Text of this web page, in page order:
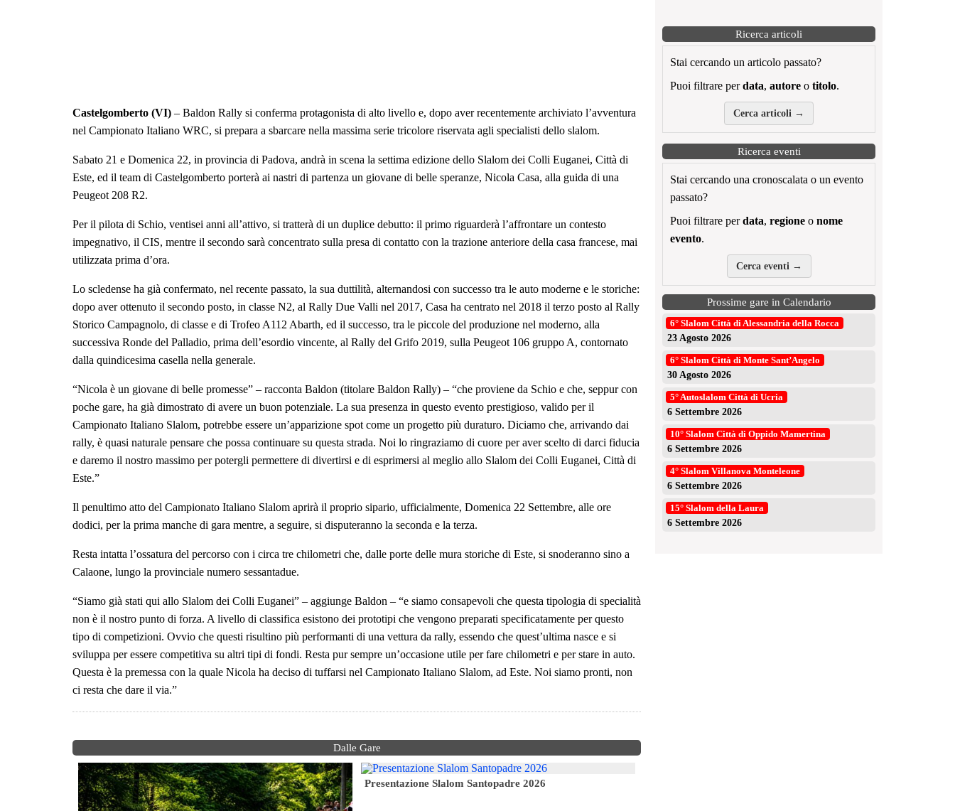
Castelgomberto (VI) – Baldon Rally si conferma protagonista di alto livello e, dopo aver recentemente archiviato l’avventura
nel Campionato Italiano WRC, si prepara a sbarcare nella massima serie tricolore riservata agli specialisti dello slalom.
Sabato 21 e Domenica 22, in provincia di Padova, andrà in scena la settima edizione dello Slalom dei Colli Euganei, Città di
Este, ed il team di Castelgomberto porterà ai nastri di partenza un giovane di belle speranze, Nicola Casa, alla guida di una
Peugeot 208 R2.
Per il pilota di Schio, ventisei anni all’attivo, si tratterà di un duplice debutto: il primo riguarderà l’affrontare un contesto
impegnativo, il CIS, mentre il secondo sarà concentrato sulla presa di contatto con la trazione anteriore della casa francese, mai
utilizzata prima d’ora.
Lo scledense ha già confermato, nel recente passato, la sua duttilità, alternandosi con successo tra le auto moderne e le storiche:
dopo aver ottenuto il secondo posto, in classe N2, al Rally Due Valli nel 2017, Casa ha centrato nel 2018 il terzo posto al Rally
Storico Campagnolo, di classe e di Trofeo A112 Abarth, ed il successo, tra le piccole del produzione nel moderno, alla
successiva Ronde del Palladio, prima dell’esordio vincente, al Rally del Grifo 2019, sulla Peugeot 106 gruppo A, contornato
dalla quindicesima casella nella generale.
“Nicola è un giovane di belle promesse” – racconta Baldon (titolare Baldon Rally) – “che proviene da Schio e che, seppur con
poche gare, ha già dimostrato di avere un buon potenziale. La sua presenza in questo evento prestigioso, valido per il
Campionato Italiano Slalom, potrebbe essere un’apparizione spot come un progetto più duraturo. Diciamo che, arrivando dai
rally, è quasi naturale pensare che possa continuare su questa strada. Noi lo ringraziamo di cuore per aver scelto di darci fiducia
e daremo il nostro massimo per potergli permettere di divertirsi e di esprimersi al meglio allo Slalom dei Colli Euganei, Città di
Este.”
Il penultimo atto del Campionato Italiano Slalom aprirà il proprio sipario, ufficialmente, Domenica 22 Settembre, alle ore
dodici, per la prima manche di gara mentre, a seguire, si disputeranno la seconda e la terza.
Resta intatta l’ossatura del percorso con i circa tre chilometri che, dalle porte delle mura storiche di Este, si snoderanno sino a
Calaone, lungo la provinciale numero sessantadue.
“Siamo già stati qui allo Slalom dei Colli Euganei” – aggiunge Baldon – “e siamo consapevoli che questa tipologia di specialità
non è il nostro punto di forza. A livello di classifica esistono dei prototipi che vengono preparati specificatamente per questo
tipo di competizioni. Ovvio che questi risultino più performanti di una vettura da rally, essendo che quest’ultima nasce e si
sviluppa per essere competitiva su altri tipi di fondi. Resta pur sempre un’occasione utile per fare chilometri e per stare in auto.
Questa è la premessa con la quale Nicola ha deciso di tuffarsi nel Campionato Italiano Slalom, ad Este. Noi siamo pronti, non
ci resta che dare il via.”
Dalle Gare
Presentazione Slalom Santopadre 2026
Ricerca articoli
Stai cercando un articolo passato?
Puoi filtrare perdata, autore o titolo.
Cerca articoli →
Ricerca eventi
Stai cercando una cronoscalata o un evento
passato?
Puoi filtrare perdata, regione o nome
evento.
Cerca eventi →
Prossime gare in Calendario
6° Slalom Città di Alessandria della Rocca
23 Agosto 2026
6° Slalom Città di Monte Sant’Angelo
30 Agosto 2026
5° Autoslalom Città di Ucria
6 Settembre 2026
10° Slalom Città di Oppido Mamertina
6 Settembre 2026
4° Slalom Villanova Monteleone
6 Settembre 2026
15° Slalom della Laura
6 Settembre 2026